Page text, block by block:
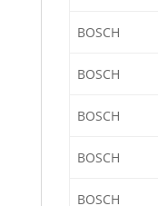
BOSCH
BOSCH
BOSCH
BOSCH
BOSCH